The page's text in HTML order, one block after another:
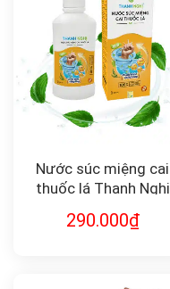
Nước súc miệng cai
thuốc lá Thanh Nghị
290.000₫